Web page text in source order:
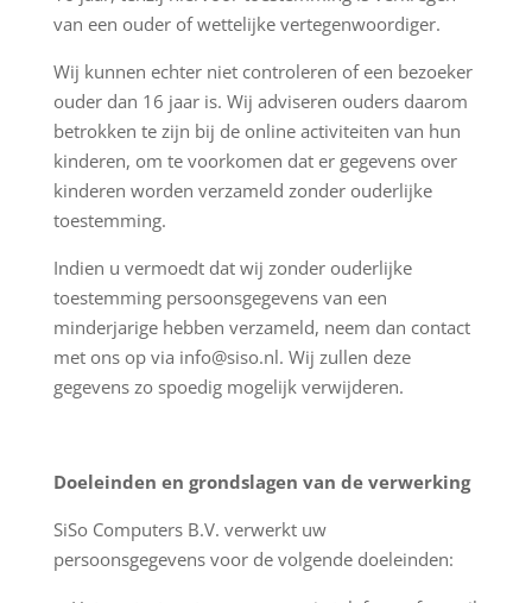
van een ouder of wettelijke vertegenwoordiger.
Wij kunnen echter niet controleren of een bezoeker
ouder dan 16 jaar is. Wij adviseren ouders daarom
betrokken te zijn bij de online activiteiten van hun
kinderen, om te voorkomen dat er gegevens over
kinderen worden verzameld zonder ouderlijke
toestemming.
Indien u vermoedt dat wij zonder ouderlijke
toestemming persoonsgegevens van een
minderjarige hebben verzameld, neem dan contact
met ons op via info@siso.nl. Wij zullen deze
gegevens zo spoedig mogelijk verwijderen.
Doeleinden en grondslagen van de verwerking
SiSo Computers B.V. verwerkt uw
persoonsgegevens voor de volgende doeleinden: